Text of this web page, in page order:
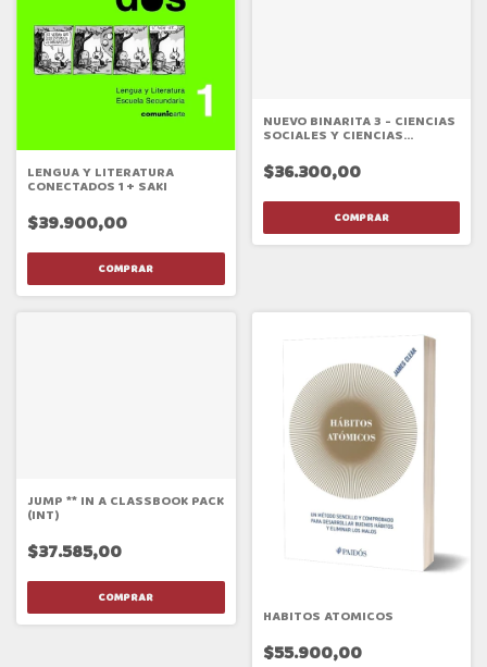
LENGUA Y LITERATURA
CONECTADOS 1 + SAKI
$39.900,00
NUEVO BINARITA 3 - CIENCIAS
SOCIALES Y CIENCIAS
$36.300,00
JUMP ** IN A CLASSBOOK PACK
(INT)
$37.585,00
HABITOS ATOMICOS
$55.900,00